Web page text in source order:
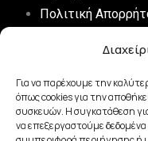
Για να παρέχουμε την
όπως cookies για την
συσκευών. Η συγκατάθεση για
να επεξεργαστούμε
Πολιτική
Επικοινωνία
Τηλ.:+30 698 015 2204
Email: